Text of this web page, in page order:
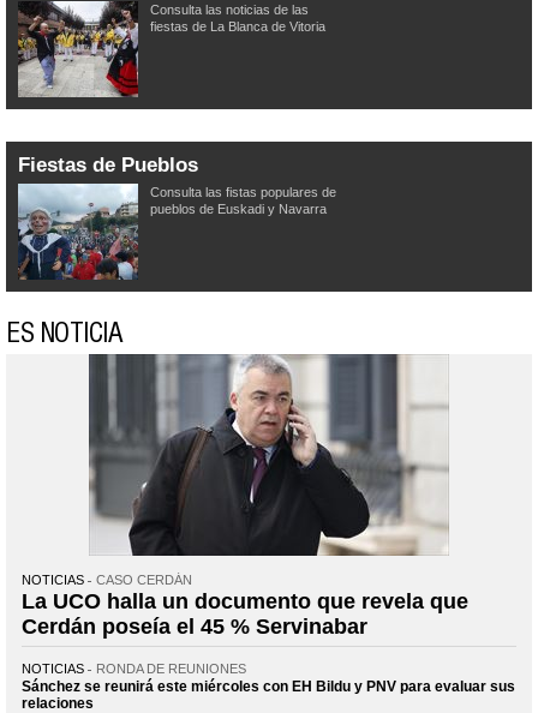
Consulta las noticias de las
fiestas de La Blanca de Vitoria
Fiestas de Pueblos
Consulta las fistas populares de
pueblos de Euskadi y Navarra
ES NOTICIA
NOTICIAS CASO CERDÁN
La UCO halla un documento que revela que
Cerdán poseía el 45 % Servinabar
NOTICIAS RONDA DE REUNIONES
Sánchez se reunirá este miércoles con EH Bildu y PNV para evaluar sus
relaciones